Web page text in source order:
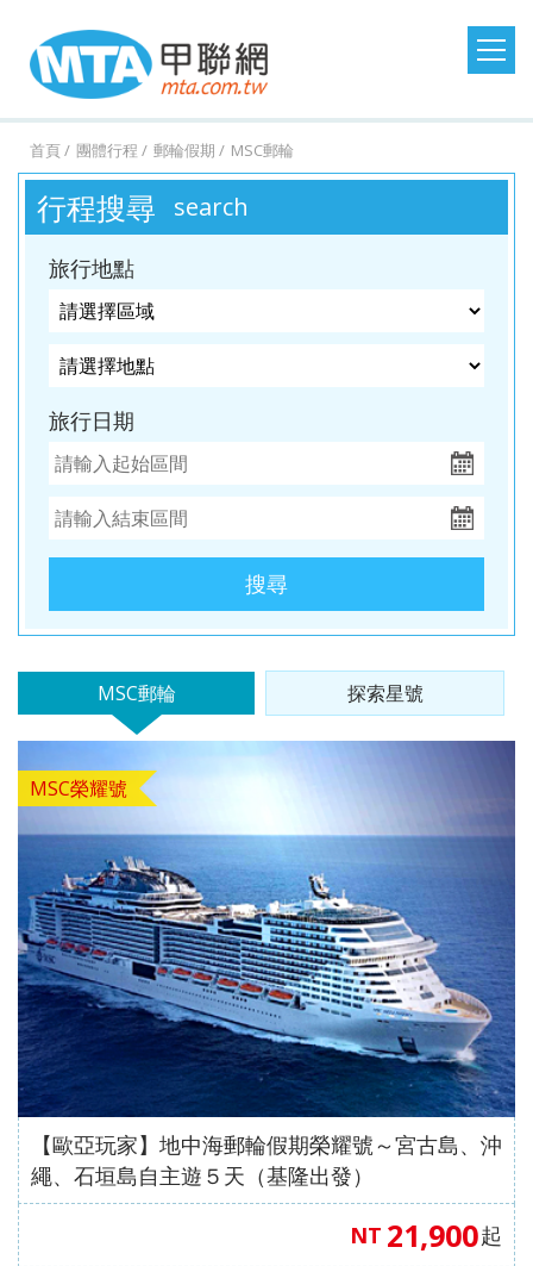
日本旅遊
桃園
出
沖繩
機加
酒．
六人
京阪
神．
立山
大阪
機加
機加
出
山陰
山
陽．
四國
秘境
出
北海
道．
破冰
船．
北海
道機
加酒
台中
出
北海
道．
楓紅
北
雪白
國度
出
京阪
神．
立山
東京
富士
山．
東北
出
四國
秘
境．
九
機加
酒
台中
出
發．
沖繩
機加
酒．
六人
高雄
出
發．
東
京．
日本
東
韓國旅遊
桃園
出
首爾
釜山
台中
發．
濟州
高雄
首爾
【獨家
中釜玩
麗水】
星球水
族館、
順天灣
國家園
林、
LUGE
渠道滑
車+纜
車、泰
迪熊博
物館、
【心動
釜山玩
麗水】
LUGE
渠道滑
車+纜
車、泰
迪熊博
物館、
巨濟
島、海
金剛船
遊、天
空膠囊
州鬥陣
行】濟
州鐵軌
自行車
（四人
一臺）
泰迪熊
王國、
跆拳武
藝秀、
東邊松
堂童話
帶您嗨
翻釜
山】渠
道滑車
+纜
車、海
岸列
車、加
耶主題
公園
+韓服
體驗、
水果大
宇】加
公園
+韓服
體驗
+塗鴉
秀、
SKYLUGE
釜山天
際線斜
坡滑車
車、水
果大福
港澳大陸
台中
出
九寨
溝．
稻城
亞丁
張家
界．
桂
出
九寨
溝．
稻城
亞丁
出
雲
南．
昆大
麗．
貴州
桃園
出
張家
界．
重
慶．
三
峽．
恩施
大峽
谷
出
江
南．
黃
出
北
京．
貝加
桃園
出
發．
哈爾
濱．
內
蒙．
桃園
出
發．
絲
路．
南北
疆．
台中
出
峴
港．
富國
島．
峴
港．
富國
欣．
清邁
桃園
發．
島．
海盜
船
桃園
發．
島．
宿霧
高雄
出
發．
港．
六人
小團
【邂逅
峴港】
優雅在
峴四星
版六日
【虎力
全開夯
玩峴
港】巴
拿山一
【來去
長灘】
長灘島
機加
酒、自
【萬象
暹邏】
頂泰豐
曼谷五
星酒店
（獨家
【虎虎
發峴慢
悠法式
城堡】
一票玩
到底、
澳洲紐西蘭
澳
洲．
本
獎
【知南
行易】
魅力雙
城－雪
梨+黃
金海岸
８日～
歌劇院
入內、
雙城遊
船、螃
蟹河生
態、無
尾熊抱
抱（中
華航
空）
【知南
行易】
希爾頓
假期、
東澳全
覽９日
～入住
五星希
爾頓飯
店１
晚、雙
遊船、
加贈雪
梨夜遊
【知南
行易】
味
3.0、
日～廚
師帽餐
廳、全
覽三
城、加
贈雪梨
夜遊
【知南
行易】
新一品
紐西蘭
獎、南
冰河峽
灣（紐
西蘭航
空）
【知南
行易】
東澳蒂
莉雪９
廚師帽
食地
圖、登
三塔暢
遊農莊
歐洲美洲
美
國．
大．
墨西
哥．
秘魯
士．
荷
蘭．
法
國．
英國
冰島
蘭．
尼
亞．
拉脫
維
亞．
立陶
宛
【魅力
【玩美
【國航
【玩美
加族】
臥谷長
歐洲】
德瑞冰
MSC
郵輪
郵輪】
探索星
號～石
垣島海
上遊３
天２夜
（基隆
港出
郵輪】
探索星
號～那
霸、石
垣假期
４天３
夜（基
隆港出
發）
【歐亞
玩家】
地中海
郵輪假
號～宮
古島、
石垣島
自主遊
５天
（基隆
出發）
玩家】
2026
詩歌極
境星旅
～MSC
奇航１
早鳥優
惠實施
中 ）
玩家】
文明與
自然的
盛典・
東地中
天
號、義
大利、
克羅埃
西亞、
希臘、
蒙特內
哥羅、
斯洛維
澎湖
旅遊
金門】
戰地三
日遊
（台中
出發
） 華
信航空
台灣】
去馬祖
卡蹓、
暢遊
南、北
竿三日
( 台中
出發 )
【樂遊
金門】
山后民
俗文化
功嶼、
痛風海
日（
華信、
立榮
）6人
成行、
北中南
出發
大小
金】金
門摩西
分海、
太武
宴三天
出發
）華信
航空
大小
金】金
門摩西
分海、
豪華全
台中出
自理餐
首頁 團體行程 郵輪假期 MSC郵輪
行程搜尋 search
旅行地點
旅行日期
MSC郵輪 探索星號
MSC榮耀號
【歐亞玩家】地中海郵輪假期榮耀號～宮古島、沖
繩、石垣島自主遊５天（基隆出發）
NT 21,900起